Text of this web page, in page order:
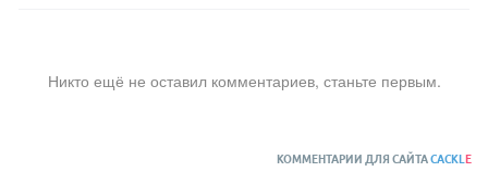
Никто ещё не оставил комментариев, станьте первым.
КОММЕНТАРИИ ДЛЯ САЙТАCACKL E